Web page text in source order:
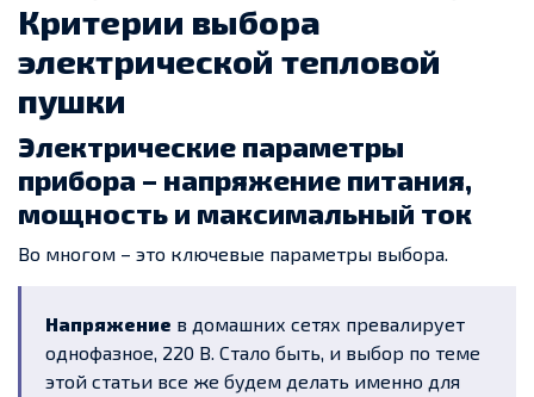
Критерии выбора
электрической тепловой
пушки
Электрические параметры
прибора – напряжение питания,
мощность и максимальный ток
Во многом – это ключевые параметры выбора.
Напряжение в домашних сетях превалирует
однофазное, 220 В. Стало быть, и выбор по теме
этой статьи все же будем делать именно для